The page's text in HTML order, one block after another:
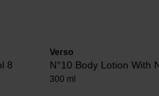
8
Verso
N°10 Body Lotion With
300 ml